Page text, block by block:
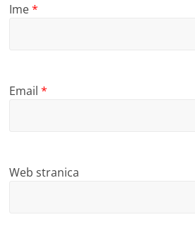
Ime*
Email*
Web stranica